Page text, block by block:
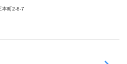
本町2-8-7